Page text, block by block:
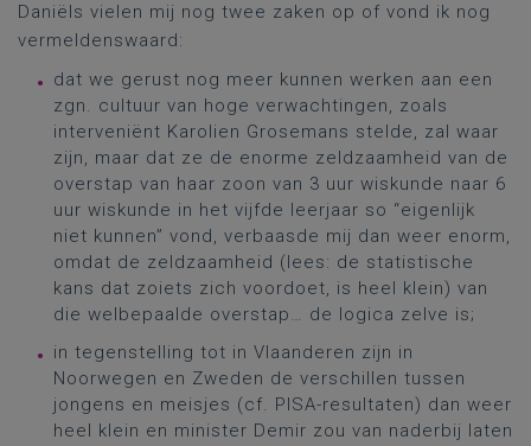
Daniëls vielen mij nog twee zaken op of vond ik nog
vermeldenswaard:
dat we gerust nog meer kunnen werken aan een
zgn. cultuur van hoge verwachtingen, zoals
interveniënt Karolien Grosemans stelde, zal waar
zijn, maar dat ze de enorme zeldzaamheid van de
overstap van haar zoon van 3 uur wiskunde naar 6
uur wiskunde in het vijfde leerjaar so “eigenlijk
niet kunnen” vond, verbaasde mij dan weer enorm,
omdat de zeldzaamheid (lees: de statistische
kans dat zoiets zich voordoet, is heel klein) van
die welbepaalde overstap… de logica zelve is;
in tegenstelling tot in Vlaanderen zijn in
Noorwegen en Zweden de verschillen tussen
jongens en meisjes (cf. PISA-resultaten) dan weer
heel klein en minister Demir zou van naderbij laten